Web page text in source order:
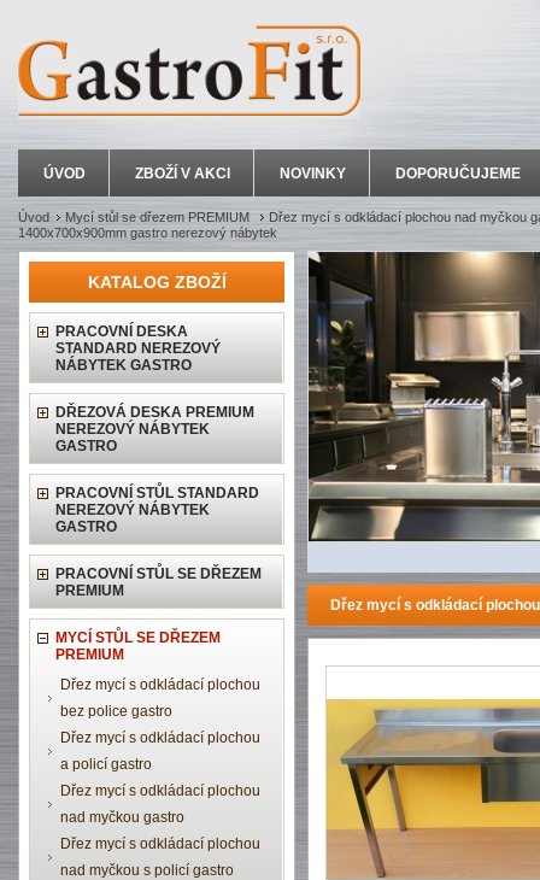
ÚVOD ZBOŽÍ V AKCI NOVINKY DOPORUČUJEME
Úvod Mycí stůl se dřezem PREMIUM
Dřez mycí s odkládací plochou nad myčkou
1400x700x900mm gastro nerezový nábytek
KATALOG ZBOŽÍ
PRACOVNÍ DESKA
STANDARD NEREZOVÝ
NÁBYTEK GASTRO
DŘEZOVÁ DESKA PREMIUM
NEREZOVÝ NÁBYTEK
GASTRO
PRACOVNÍ STŮL STANDARD
NEREZOVÝ NÁBYTEK
GASTRO
PRACOVNÍ STŮL SE DŘEZEM
PREMIUM
MYCÍ STŮL SE DŘEZEM
PREMIUM
Dřez mycí s odkládací plochou
bez police gastro
Dřez mycí s odkládací plochou
a policí gastro
Dřez mycí s odkládací plochou
nad myčkou gastro
Dřez mycí s odkládací plochou
nad myčkou s policí gastro
Dřez mycí s odkládací